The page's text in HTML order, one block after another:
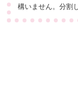
構いません。分割